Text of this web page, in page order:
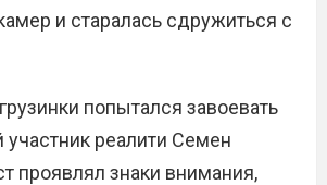
и старалась сдружиться с
попытался завоевать
реалити Семен
проявлял знаки внимания,